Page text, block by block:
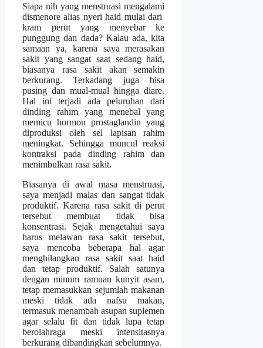
Siapa nih yang menstruasi mengalami
dismenore alias nyeri haid mulai dari
kram perut yang menyebar ke
punggung dan dada? Kalau ada, kita
samaan ya, karena saya merasakan
sakit yang sangat saat sedang haid,
biasanya rasa sakit akan semakin
berkurang. Terkadang juga bisa
pusing dan mual-mual hingga diare.
Hal ini terjadi ada peluruhan dari
dinding rahim yang menebal yang
memicu hormon prostaglandin yang
diproduksi oleh sel lapisan rahim
meningkat. Sehingga muncul reaksi
kontraksi pada dinding rahim dan
menimbulkan rasa sakit.
Biasanya di awal masa menstruasi,
saya menjadi malas dan sangat tidak
produktif. Karena rasa sakit di perut
tersebut membuat tidak bisa
konsentrasi. Sejak mengetahui saya
harus melawan rasa sakit tersebut,
saya mencoba beberapa hal agar
menghilangkan rasa sakit saat haid
dan tetap produktif. Salah satunya
dengan minum ramuan kunyit asam,
tetap memasukkan sejumlah makanan
meski tidak ada nafsu makan,
termasuk menambah asupan suplemen
agar selalu fit dan tidak lupa tetap
berolahraga meski intensitasnya
berkurang dibandingkan sebelumnya.